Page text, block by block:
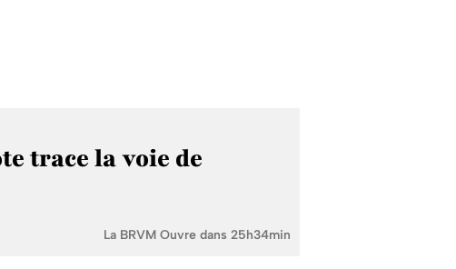
trace la voie de
La BRVM Ouvre dans 25h34min